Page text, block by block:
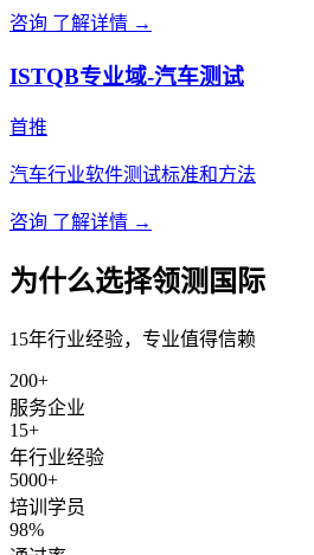
咨询 了解详情 →
ISTQB专业域-汽车测试
首推
汽车行业软件测试标准和方法
咨询 了解详情 →
为什么选择领测国际
15年行业经验，专业值得信赖
200+
服务企业
15+
年行业经验
5000+
培训学员
98%